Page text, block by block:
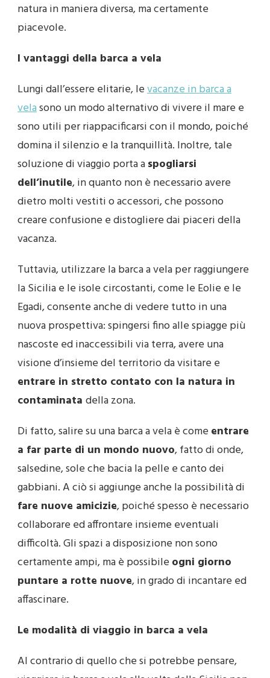
natura in maniera diversa, ma certamente
piacevole.
I vantaggi della barca a vela
Lungi dall’essere elitarie, levacanze in barca a
velasono un modo alternativo di vivere il mare e
sono utili per riappacificarsi con il mondo, poiché
domina il silenzio e la tranquillità. Inoltre, tale
soluzione di viaggio porta aspogliarsi
dell’inutile, in quanto non è necessario avere
dietro molti vestiti o accessori, che possono
creare confusione e distogliere dai piaceri della
vacanza.
Tuttavia, utilizzare la barca a vela per raggiungere
la Sicilia e le isole circostanti, come le Eolie e le
Egadi, consente anche di vedere tutto in una
nuova prospettiva: spingersi fino alle spiagge più
nascoste ed inaccessibili via terra, avere una
visione d’insieme del territorio da visitare e
entrare in stretto contato con la natura in
contaminata della zona.
Di fatto, salire su una barca a vela è come entrare
a far parte di un mondo nuovo, fatto di onde,
salsedine, sole che bacia la pelle e canto dei
gabbiani. A ciò si aggiunge anche la possibilità di
fare nuove amicizie, poiché spesso è necessario
collaborare ed affrontare insieme eventuali
difficoltà. Gli spazi a disposizione non sono
certamente ampi, ma è possibile ogni giorno
puntare a rotte nuove, in grado di incantare ed
affascinare.
Le modalità di viaggio in barca a vela
Al contrario di quello che si potrebbe pensare,